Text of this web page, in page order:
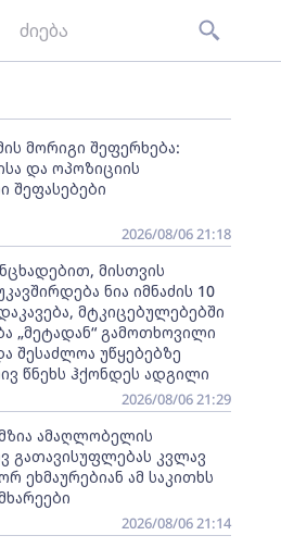
მორიგი შეფერხება:
და ოპოზიციის
შეფასებები
2026/08/06 21:18
მისთვის
ნია იმნაძის 10
მტკიცებულებებში
„მეტადან“ გამოთხოვილი
შესაძლოა უწყებებზე
წნეხს ჰქონდეს ადგილი
2026/08/06 21:29
ამაღლობელის
გათავისუფლებას კვლავ
ეხმაურებიან ამ საკითხს
2026/08/06 21:14